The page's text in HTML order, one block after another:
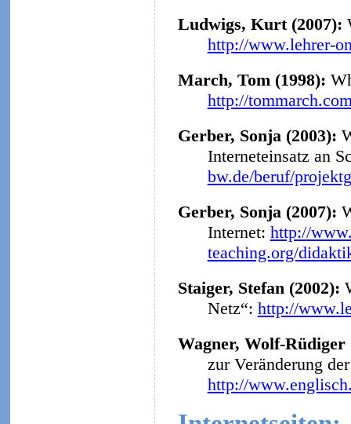
Ludwigs, Kurt (2007):
http://www.lehrer-
March, Tom (1998):
http://
Gerber, Sonja (2003):
Interneteinsatz an
bw.de/beruf/
Gerber, Sonja (2007):
Internet: http://
teaching.org/
Staiger, Stefan (2002):
Netz“: http://
Wagner, Wolf-
zur Veränderung
http://